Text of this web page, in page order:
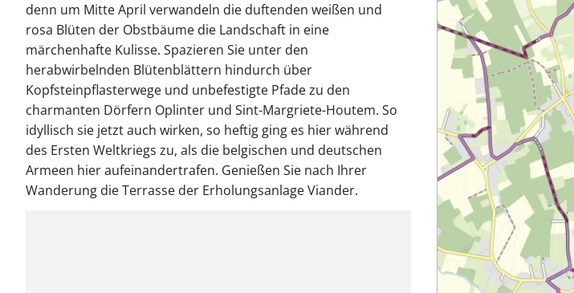
denn um Mitte April verwandeln die duftenden weißen und
rosa Blüten der Obstbäume die Landschaft in eine
märchenhafte Kulisse. Spazieren Sie unter den
herabwirbelnden Blütenblättern hindurch über
Kopfsteinpflasterwege und unbefestigte Pfade zu den
charmanten Dörfern Oplinter und Sint-Margriete-Houtem. So
idyllisch sie jetzt auch wirken, so heftig ging es hier während
des Ersten Weltkriegs zu, als die belgischen und deutschen
Armeen hier aufeinandertrafen. Genießen Sie nach Ihrer
Wanderung die Terrasse der Erholungsanlage Viander.